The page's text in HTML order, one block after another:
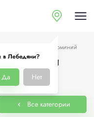
в Лебедяни?
Да Нет
Цены на алюминий
Все категории